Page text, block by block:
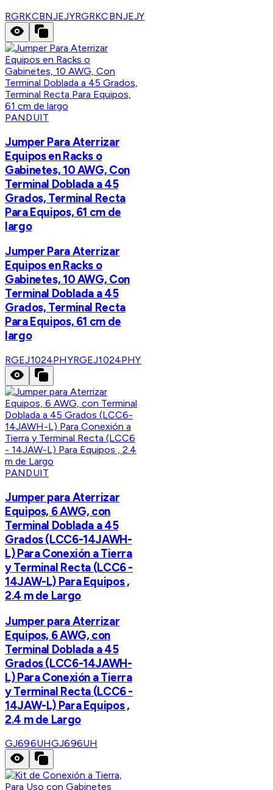
RGRKCBNJEJYRGRKCBNJEJY
PANDUIT
Jumper Para Aterrizar
Equipos en Racks o
Gabinetes, 10 AWG, Con
Terminal Doblada a 45
Grados, Terminal Recta
Para Equipos, 61 cm de
largo
Jumper Para Aterrizar
Equipos en Racks o
Gabinetes, 10 AWG, Con
Terminal Doblada a 45
Grados, Terminal Recta
Para Equipos, 61 cm de
largo
RGEJ1024PHYRGEJ1024PHY
PANDUIT
Jumper para Aterrizar
Equipos, 6 AWG, con
Terminal Doblada a 45
Grados (LCC6-14JAWH-
L) Para Conexión a Tierra
y Terminal Recta (LCC6 -
14JAW-L) Para Equipos ,
2.4 m de Largo
Jumper para Aterrizar
Equipos, 6 AWG, con
Terminal Doblada a 45
Grados (LCC6-14JAWH-
L) Para Conexión a Tierra
y Terminal Recta (LCC6 -
14JAW-L) Para Equipos ,
2.4 m de Largo
GJ696UHGJ696UH